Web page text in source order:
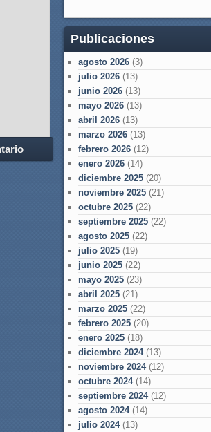
Publicaciones
agosto 2026 (3)
julio 2026 (13)
junio 2026 (13)
mayo 2026 (13)
abril 2026 (13)
marzo 2026 (13)
febrero 2026 (12)
enero 2026 (14)
diciembre 2025 (20)
noviembre 2025 (21)
octubre 2025 (22)
septiembre 2025 (22)
agosto 2025 (22)
julio 2025 (19)
junio 2025 (22)
mayo 2025 (23)
abril 2025 (21)
marzo 2025 (22)
febrero 2025 (20)
enero 2025 (18)
diciembre 2024(13)
noviembre 2024(12)
octubre 2024(14)
septiembre 2024(12)
agosto 2024(14)
julio 2024(13)